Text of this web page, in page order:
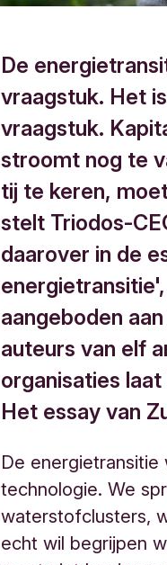
De
vraagstuk. Het
vraagstuk.
stroomt nog te
tij te keren,
stelt Triodos-
daarover in de
aangeboden
auteurs van elf
organisaties
Het essay van
De
technologie. We
waterstofclusters,
echt wil begrijpen